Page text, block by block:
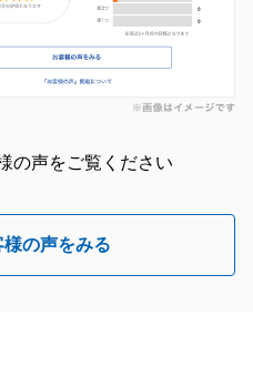
の声をご覧ください
の声をみる